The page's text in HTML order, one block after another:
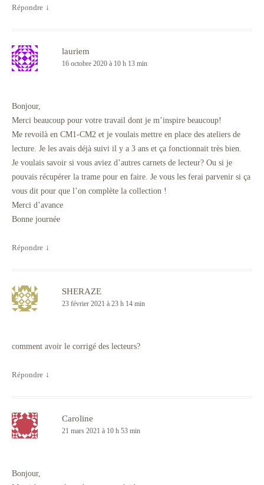
Répondre ↓
lauriem
16 octobre 2020 à 10 h 13 min
Bonjour,
Merci beaucoup pour votre travail dont je m’inspire beaucoup!
Me revoilà en CM1-CM2 et je voulais mettre en place des ateliers de
lecture. Je les avais déjà suivi il y a 3 ans et ça fonctionnait très bien.
Je voulais savoir si vous aviez d’autres carnets de lecteur? Ou si je
pouvais récupérer la trame pour en faire. Je vous les ferai parvenir si ça
vous dit pour que l’on complète la collection !
Merci d’avance
Bonne journée
Répondre ↓
SHERAZE
23 février 2021 à 23 h 14 min
comment avoir le corrigé des lecteurs?
Répondre ↓
Caroline
21 mars 2021 à 10 h 53 min
Bonjour,